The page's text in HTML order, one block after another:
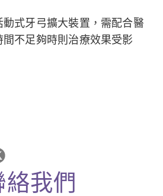
式牙弓擴大裝置，需配合醫
不足夠時則治療效果受影
絡我們